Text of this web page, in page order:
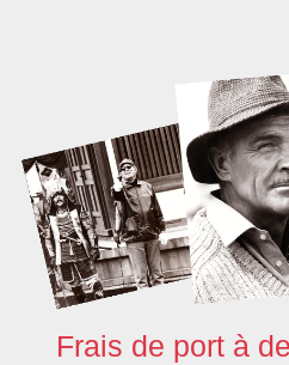
Frais de port à